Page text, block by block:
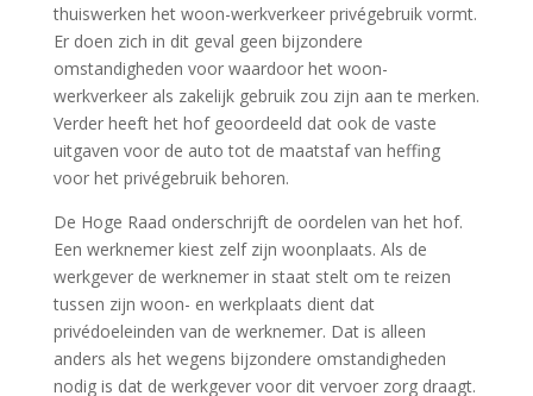
thuiswerken het woon-werkverkeer privégebruik vormt.
Er doen zich in dit geval geen bijzondere
omstandigheden voor waardoor het woon-
werkverkeer als zakelijk gebruik zou zijn aan te merken.
Verder heeft het hof geoordeeld dat ook de vaste
uitgaven voor de auto tot de maatstaf van heffing
voor het privégebruik behoren.
De Hoge Raad onderschrijft de oordelen van het hof.
Een werknemer kiest zelf zijn woonplaats. Als de
werkgever de werknemer in staat stelt om te reizen
tussen zijn woon- en werkplaats dient dat
privédoeleinden van de werknemer. Dat is alleen
anders als het wegens bijzondere omstandigheden
nodig is dat de werkgever voor dit vervoer zorg draagt.